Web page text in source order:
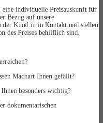
eine individuelle Preisauskunft für
Bezug auf unsere
Kund:in in Kontakt und stellen
des Preises behilflich sind.
Machart Ihnen gefällt?
besonders wichtig?
dokumentarischen